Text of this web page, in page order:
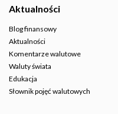
Aktualności
Blog finansowy
Aktualności
Komentarze walutowe
Waluty świata
Edukacja
Słownik pojęć walutowych